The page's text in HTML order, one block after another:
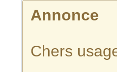
Annonce
Chers